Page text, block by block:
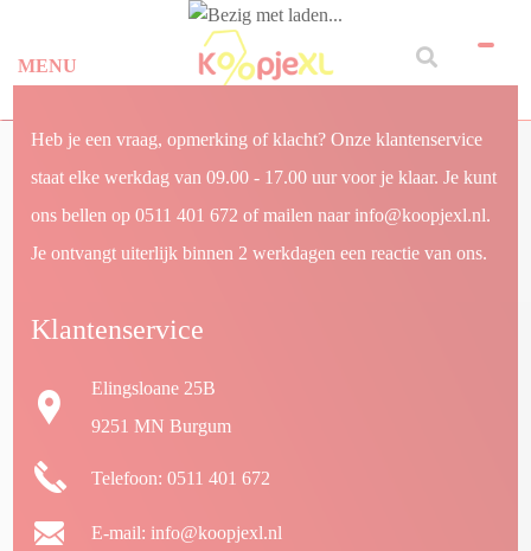
MENU
Heb je een vraag, opmerking of klacht? Onze klantenservice
staat elke werkdag van 09.00 - 17.00 uur voor je klaar. Je kunt
ons bellen op0511 401 672 of mailen naar info@koopjexl.nl.
Je ontvangt uiterlijk binnen 2 werkdagen een reactie van ons.
Klantenservice
Elingsloane 25B
9251 MN Burgum
Telefoon: 0511 401 672
E-mail: info@koopjexl.nl